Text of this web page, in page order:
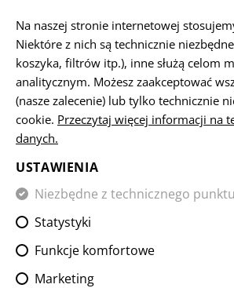
STRONA GŁÓWNA BROŃ PALNA I
AK47 SHORT SLICK
HANDGUARD M-LOK
Na naszej stronie internetowej
Niektóre z nich są technicznie
koszyka, filtrów itp.), inne służą celom
analitycznym. Możesz zaakceptować
(nasze zalecenie) lub tylko technicznie
cookie. Przeczytaj więcej informacji na
danych.
USTAWIENIA
Niezbędne z technicznego
Statystyki
Funkcje komfortowe
Marketing